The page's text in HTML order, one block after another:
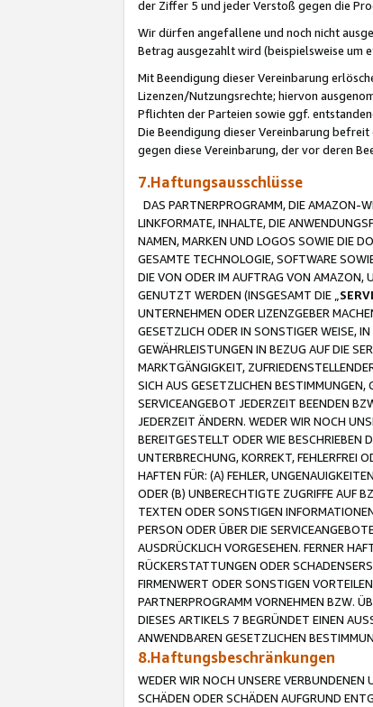
der Ziffer 5 und jeder Verstoß gegen die
Wir dürfen angefallene und noch nicht
Betrag ausgezahlt wird (beispielsweise um
Mit Beendigung dieser Vereinbarung
Lizenzen/Nutzungsrechte; hiervon
Pflichten der Parteien sowie ggf.
Die Beendigung dieser Vereinbarung
gegen diese Vereinbarung, der vor deren
7.Haftungsausschlüsse
DAS PARTNERPROGRAMM, DIE AMAZON-
LINKFORMATE, INHALTE, DIE
NAMEN, MARKEN UND LOGOS SOWIE DIE
GESAMTE TECHNOLOGIE, SOFTWARE
DIE VON ODER IM AUFTRAG VON AMAZON,
GENUTZT WERDEN (INSGESAMT DIE „
UNTERNEHMEN ODER LIZENZGEBER
GESETZLICH ODER IN SONSTIGER WEISE,
GEWÄHRLEISTUNGEN IN BEZUG AUF DIE
MARKTGÄNGIGKEIT,
SICH AUS GESETZLICHEN BESTIMMUNGEN,
SERVICEANGEBOT JEDERZEIT BEENDEN
JEDERZEIT ÄNDERN. WEDER WIR NOCH
BEREITGESTELLT ODER WIE
UNTERBRECHUNG, KORREKT, FEHLERFREI
HAFTEN FÜR: (A) FEHLER,
ODER (B) UNBERECHTIGTE ZUGRIFFE AUF
TEXTEN ODER SONSTIGEN
PERSON ODER ÜBER DIE
AUSDRÜCKLICH VORGESEHEN. FERNER
RÜCKERSTATTUNGEN ODER
FIRMENWERT ODER SONSTIGEN
PARTNERPROGRAMM VORNEHMEN BZW.
DIESES ARTIKELS 7 BEGRÜNDET EINEN
ANWENDBAREN GESETZLICHEN
8.Haftungsbeschränkungen
WEDER WIR NOCH UNSERE VERBUNDENEN
SCHÄDEN ODER SCHÄDEN AUFGRUND